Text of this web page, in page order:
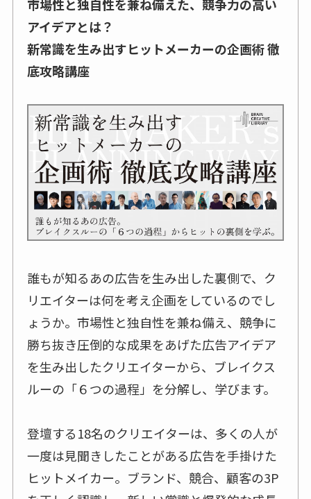
市場性と独自性を兼ね備えた、競争力の高い
アイデアとは？
新常識を生み出すヒットメーカーの企画術 徹
底攻略講座
誰もが知るあの広告を生み出した裏側で、ク
リエイターは何を考え企画をしているのでし
ょうか。市場性と独自性を兼ね備え、競争に
勝ち抜き圧倒的な成果をあげた広告アイデア
を生み出したクリエイターから、ブレイクス
ルーの「６つの過程」を分解し、学びます。
登壇する18名のクリエイターは、多くの人が
一度は見聞きしたことがある広告を手掛けた
ヒットメイカー。ブランド、競合、顧客の3P